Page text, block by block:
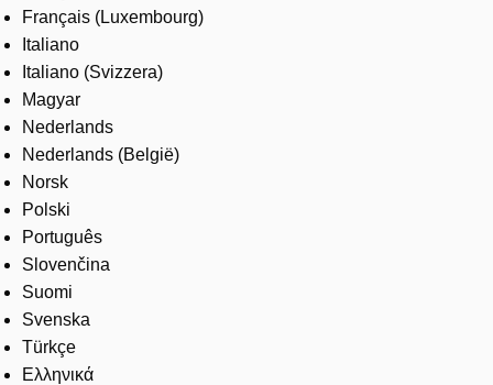
Français (Luxembourg)
Italiano
Italiano (Svizzera)
Magyar
Nederlands
Nederlands (België)
Norsk
Polski
Português
Slovenčina
Suomi
Svenska
Türkçe
Ελληνικά